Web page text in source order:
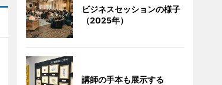
ビジネスセッションの様子
（2025年）
講師の手本も展示する